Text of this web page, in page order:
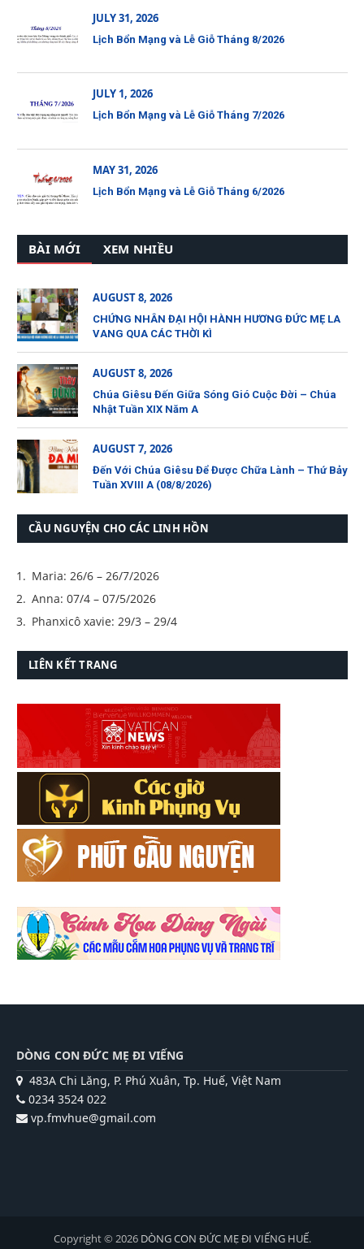
JULY 31, 2026
Lịch Bổn Mạng và Lễ Giỗ Tháng 8/2026
JULY 1, 2026
Lịch Bổn Mạng và Lễ Giỗ Tháng 7/2026
MAY 31, 2026
Lịch Bổn Mạng và Lễ Giỗ Tháng 6/2026
BÀI MỚI XEM NHIỀU
AUGUST 8, 2026
CHỨNG NHÂN ĐẠI HỘI HÀNH HƯƠNG ĐỨC MẸ LA
VANG QUA CÁC THỜI KÌ
AUGUST 8, 2026
Chúa Giêsu Đến Giữa Sóng Gió Cuộc Đời – Chúa
Nhật Tuần XIX Năm A
AUGUST 7, 2026
Đến Với Chúa Giêsu Để Được Chữa Lành – Thứ Bảy
Tuần XVIII A (08/8/2026)
CẦU NGUYỆN CHO CÁC LINH HỒN
Maria: 26/6 – 26/7/2026
Anna: 07/4 – 07/5/2026
Phanxicô xavie: 29/3 – 29/4
LIÊN KẾT TRANG
DÒNG CON ĐỨC MẸ ĐI VIẾNG
483A Chi Lăng, P. Phú Xuân, Tp. Huế, Việt Nam
0234 3524 022
vp.fmvhue@gmail.com
Copyright © 2026 DÒNG CON ĐỨC MẸ ĐI VIẾNG HUẾ.